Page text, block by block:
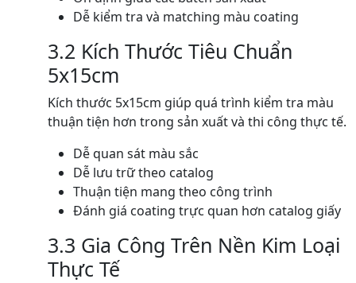
Dễ kiểm tra và matching màu coating
3.2 Kích Thước Tiêu Chuẩn
5x15cm
Kích thước 5x15cm giúp quá trình kiểm tra màu
thuận tiện hơn trong sản xuất và thi công thực tế.
Dễ quan sát màu sắc
Dễ lưu trữ theo catalog
Thuận tiện mang theo công trình
Đánh giá coating trực quan hơn catalog giấy
3.3 Gia Công Trên Nền Kim Loại
Thực Tế